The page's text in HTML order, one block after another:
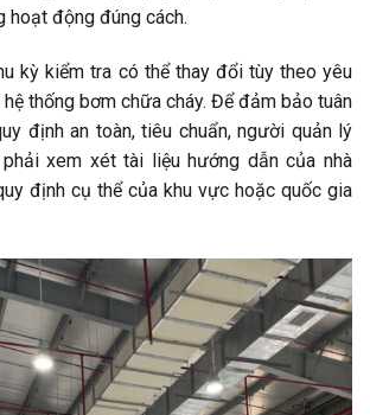
hoạt động đúng cách.
kỳ kiểm tra có thể thay đổi tùy theo yêu
thống bơm chữa cháy. Để đảm bảo tuân
định an toàn, tiêu chuẩn, người quản lý
xem xét tài liệu hướng dẫn của nhà
định cụ thể của khu vực hoặc quốc gia